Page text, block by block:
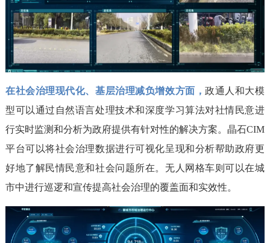
在社会治理现代化、基层治理减负增效方面，政通人和大模
型可以通过自然语言处理技术和深度学习算法对社情民意进
行实时监测和分析为政府提供有针对性的解决方案。晶石CIM
平台可以将社会治理数据进行可视化呈现和分析帮助政府更
好地了解民情民意和社会问题所在。无人网格车则可以在城
市中进行巡逻和宣传提高社会治理的覆盖面和实效性。